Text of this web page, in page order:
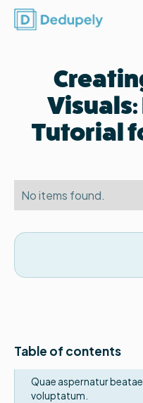
Tutorial
No items found.
Table of contents
Quae aspernatur
voluptatum.